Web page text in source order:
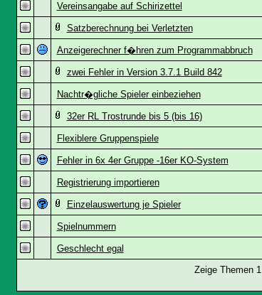
Vereinsangabe auf Schirizettel
Satzberechnung bei Verletzten
Anzeigerechner f�hren zum Programmabbruch
zwei Fehler in Version 3.7.1 Build 842
Nachtr�gliche Spieler einbeziehen
32er RL Trostrunde bis 5 (bis 16)
Flexiblere Gruppenspiele
Fehler in 6x 4er Gruppe -16er KO-System
Registrierung importieren
Einzelauswertung je Spieler
Spielnummern
Geschlecht egal
Zeige Themen